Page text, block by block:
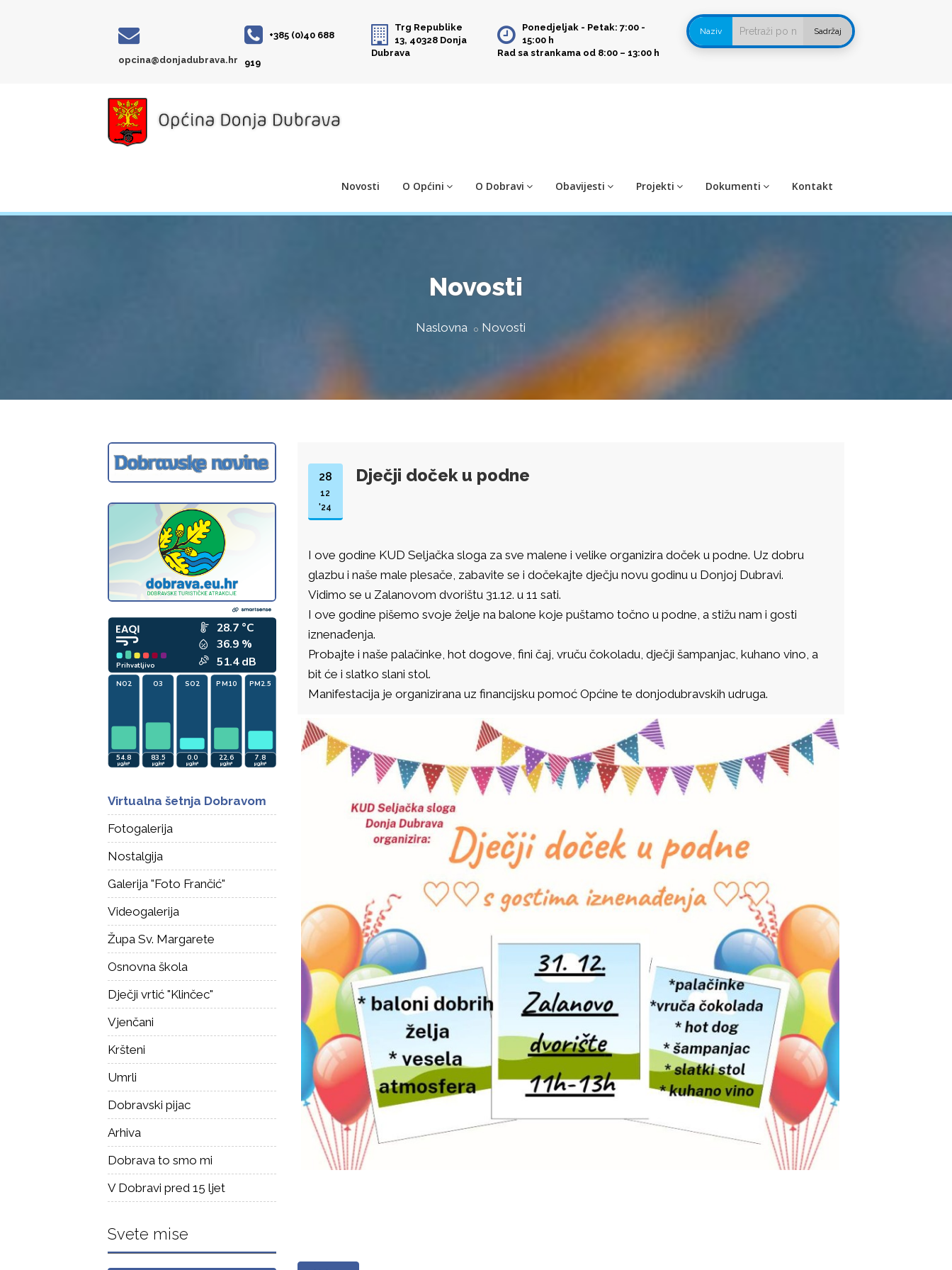
opcina@donjadubrava.hr
+385 (0)40 688
919
Trg Republike
13, 40328 Donja
Dubrava
Ponedjeljak - Petak: 7:00 -
15:00 h
Rad sa strankama od 8:00 – 13:00 h
Naziv Sadržaj
Novosti O Općini O Dobravi Obavijesti Projekti Dokumenti Kontakt
Novosti
Naslovna Novosti
28
12
'24
Dječji doček u podne
I ove godine KUD Seljačka sloga za sve malene i velike organizira doček u podne. Uz dobru
glazbu i naše male plesače, zabavite se i dočekajte dječju novu godinu u Donjoj Dubravi.
Vidimo se u Zalanovom dvorištu 31.12. u 11 sati.
I ove godine pišemo svoje želje na balone koje puštamo točno u podne, a stižu nam i gosti
iznenađenja.
Probajte i naše palačinke, hot dogove, fini čaj, vruču čokoladu, dječji šampanjac, kuhano vino, a
bit će i slatko slani stol.
Manifestacija je organizirana uz financijsku pomoć Općine te donjodubravskih udruga.
Virtualna šetnja Dobravom
Fotogalerija
Nostalgija
Galerija "Foto Frančić"
Videogalerija
Župa Sv. Margarete
Osnovna škola
Dječji vrtić "Klinčec"
Vjenčani
Kršteni
Umrli
Dobravski pijac
Arhiva
Dobrava to smo mi
V Dobravi pred 15 ljet
Svete mise